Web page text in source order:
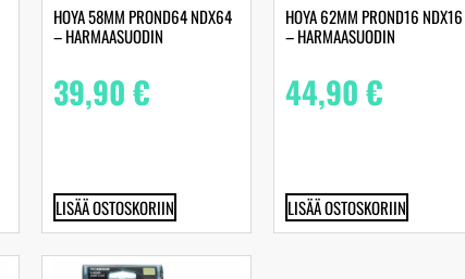
HOYA 58MM PROND64 NDX64
– HARMAASUODIN
39,90€
LISÄÄ OSTOSKORIIN
HOYA 62MM PROND16 NDX16
– HARMAASUODIN
44,90€
LISÄÄ OSTOSKORIIN